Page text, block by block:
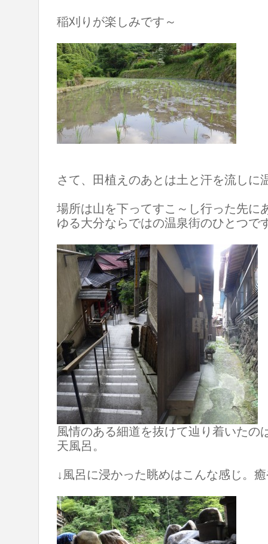
稲刈りが楽しみです～
さて、田植えのあとは土と汗を流しに
場所は山を下ってすこ～し行った先に
ゆる大分ならではの温泉街のひとつで
風情のある細道を抜けて辿り着いたの
天風呂。
↓風呂に浸かった眺めはこんな感じ。